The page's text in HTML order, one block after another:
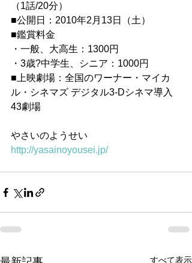
（1話/20分）
■公開日：2010年2月13日（土）
■鑑賞料金
・一般、大高生：1300円
・3歳?中学生、シニア：1000円
■上映劇場：全国のワーナー・マイカ
ル・シネマズ デジタル3-Dシネマ導入
43劇場
やさいのようせい
http://yasainoyousei.jp/
すべて表示